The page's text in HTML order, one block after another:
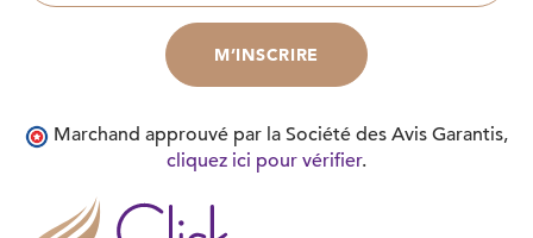
Marchand approuvé par la Société des Avis Garantis,
cliquez ici pour vérifier.